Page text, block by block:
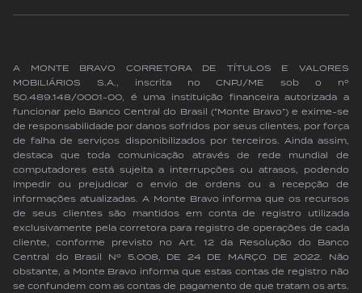
A MONTE BRAVO CORRETORA DE TÍTULOS E VALORES
MOBILIÁRIOS S.A., inscrita no CNPJ/ME sob o nº
50.489.148/0001-00, é uma instituição financeira autorizada a
funcionar pelo Banco Central do Brasil (“Monte Bravo”) e exime-se
de responsabilidade por danos sofridos por seus clientes, por força
de falha de serviços disponibilizados por terceiros. Ainda assim,
destaca que toda comunicação através de rede mundial de
computadores está sujeita a interrupções ou atrasos, podendo
impedir ou prejudicar o envio de ordens ou a recepção de
informações atualizadas. A Monte Bravo informa que os recursos
de seus clientes são mantidos em conta de registro utilizada
exclusivamente pela corretora para registro de operações de cada
cliente, conforme previsto no Art. 12 da Resolução do Banco
Central do Brasil Nº 5.008, DE 24 DE MARÇO DE 2022. Não
obstante, a Monte Bravo informa que estas contas de registro não
se confundem com as contas de pagamento de que tratam os arts.